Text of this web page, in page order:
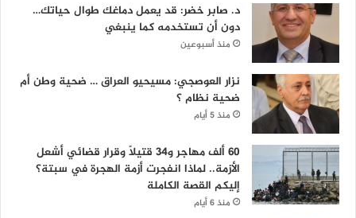
د. صابر خضر: قد يعمل دماغك طوال حياتك…
دون أن تستخدمه كما ينبغي
منذ أسبوعين
نزار العوصجي: مسيحيو العراق … ضحية وطن أم
ضحية نظام ؟
منذ 5 أيام
60 ألف مهاجر و34 قتيلاً وقرار قضائي أشعل
الأزمة.. لماذا انفجرت أزمة الهجرة في سبتة؟
إليكم القصة الكاملة
منذ 6 أيام